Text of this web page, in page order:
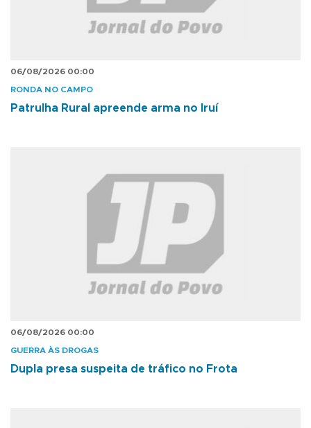
06/08/2026 00:00
RONDA NO CAMPO
Patrulha Rural apreende arma no Iruí
06/08/2026 00:00
GUERRA ÀS DROGAS
Dupla presa suspeita de tráfico no Frota